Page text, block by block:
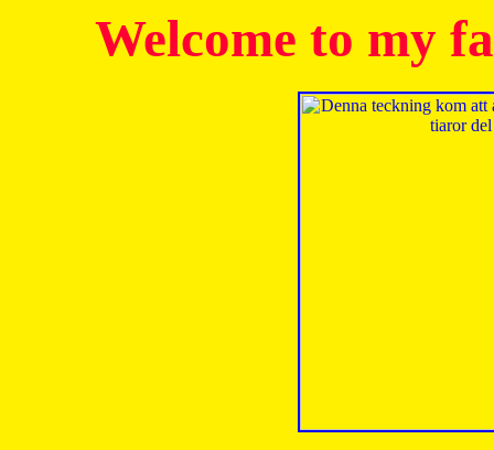
Welcome to my